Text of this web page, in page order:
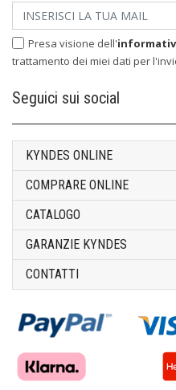
Presa visione dell'
trattamento dei miei dati per
Seguici sui social
KYNDES ONLINE
COMPRARE ONLINE
CATALOGO
GARANZIE KYNDES
CONTATTI